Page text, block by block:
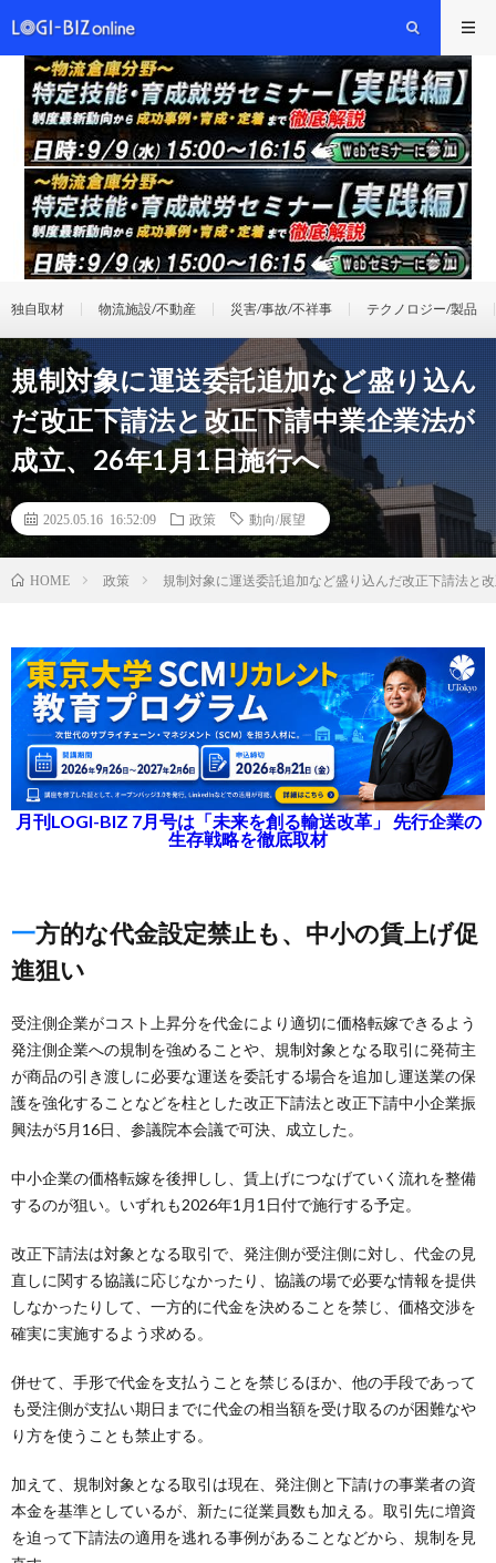
独自取材 物流施設/不動産 災害/事故/不祥事 テクノロジー/製品
規制対象に運送委託追加など盛り込ん
だ改正下請法と改正下請中業企業法が
成立、26年1月1日施行へ
2025.05.16 16:52:09 政策 動向/展望
HOME 政策 規制対象に運送委託追加など盛り込んだ改正下請法と
月刊LOGI-BIZ 7月号は「未来を創る輸送改革」 先行企業の
生存戦略を徹底取材
一方的な代金設定禁止も、中小の賃上げ促
進狙い
受注側企業がコスト上昇分を代金により適切に価格転嫁できるよう
発注側企業への規制を強めることや、規制対象となる取引に発荷主
が商品の引き渡しに必要な運送を委託する場合を追加し運送業の保
護を強化することなどを柱とした改正下請法と改正下請中小企業振
興法が5月16日、参議院本会議で可決、成立した。
中小企業の価格転嫁を後押しし、賃上げにつなげていく流れを整備
するのが狙い。いずれも2026年1月1日付で施行する予定。
改正下請法は対象となる取引で、発注側が受注側に対し、代金の見
直しに関する協議に応じなかったり、協議の場で必要な情報を提供
しなかったりして、一方的に代金を決めることを禁じ、価格交渉を
確実に実施するよう求める。
併せて、手形で代金を支払うことを禁じるほか、他の手段であって
も受注側が支払い期日までに代金の相当額を受け取るのが困難なや
り方を使うことも禁止する。
加えて、規制対象となる取引は現在、発注側と下請けの事業者の資
本金を基準としているが、新たに従業員数も加える。取引先に増資
を迫って下請法の適用を逃れる事例があることなどから、規制を見